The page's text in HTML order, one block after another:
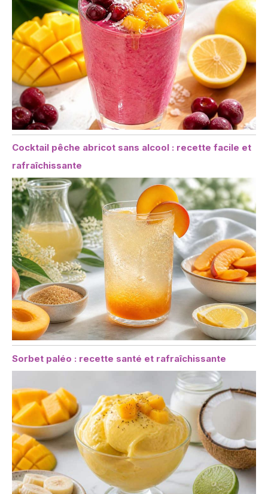
Cocktail pêche abricot sans alcool : recette facile et
rafraîchissante
Sorbet paléo : recette santé et rafraîchissante